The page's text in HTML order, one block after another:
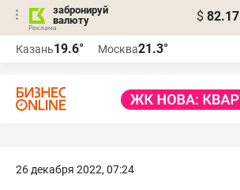
забронируй
валюту
$ 82.17
Казань19.6° Москва21.3°
26 декабря 2022, 07:24